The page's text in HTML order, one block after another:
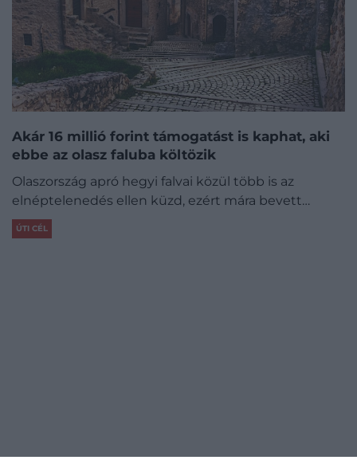
Akár 16 millió forint támogatást is kaphat, aki
ebbe az olasz faluba költözik
Olaszország apró hegyi falvai közül több is az
elnéptelenedés ellen küzd, ezért mára bevett…
ÚTI CÉL